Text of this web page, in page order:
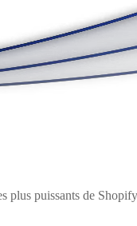
puissants de